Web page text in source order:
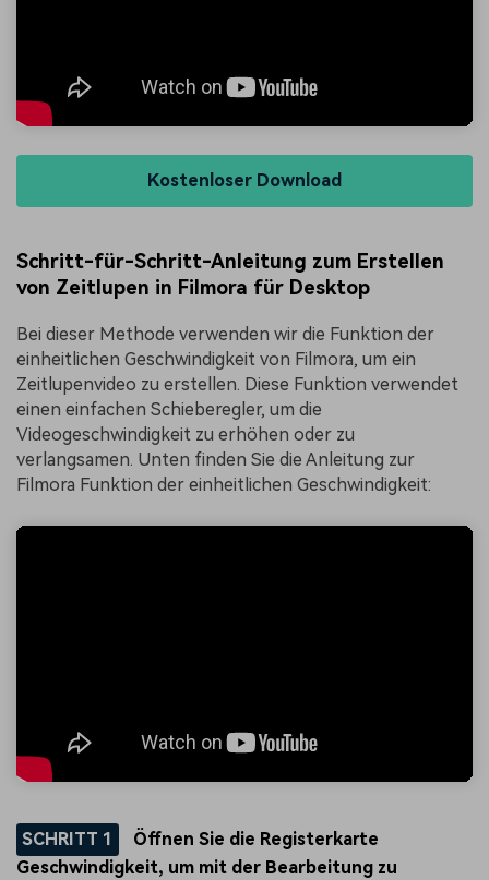
Kostenloser Download
Schritt-für-Schritt-Anleitung zum Erstellen
von Zeitlupen in Filmora für Desktop
Bei dieser Methode verwenden wir die Funktion der
einheitlichen Geschwindigkeit von Filmora, um ein
Zeitlupenvideo zu erstellen. Diese Funktion verwendet
einen einfachen Schieberegler, um die
Videogeschwindigkeit zu erhöhen oder zu
verlangsamen. Unten finden Sie die Anleitung zur
Filmora Funktion der einheitlichen Geschwindigkeit:
SCHRITT 1
Öffnen Sie die Registerkarte
Geschwindigkeit, um mit der Bearbeitung zu